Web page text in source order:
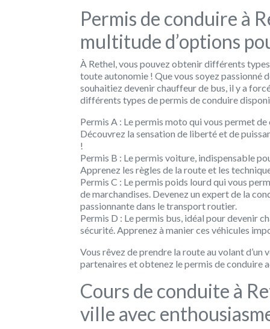
Permis de conduire à
multitude d’options
À Rethel, vous pouvez obtenir différents
toute autonomie ! Que vous soyez passionné
souhaitiez devenir chauffeur de bus, il y a
différents types de permis de conduire
Permis A : Le permis moto qui vous permet
Découvrez la sensation de liberté et de
!
Permis B : Le permis voiture, indispensable
Apprenez les règles de la route et les
Permis C : Le permis poids lourd qui vous
de marchandises. Devenez un expert de la
passionnante dans le transport routier.
Permis D : Le permis bus, idéal pour devenir
sécurité. Apprenez à manier ces véhicules
Vous rêvez de prendre la route au volant
partenaires et obtenez le permis de conduire
Cours de conduite à
ville avec